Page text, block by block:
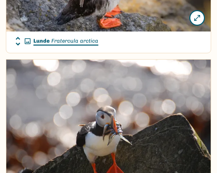
Lunde Fratercula arctica